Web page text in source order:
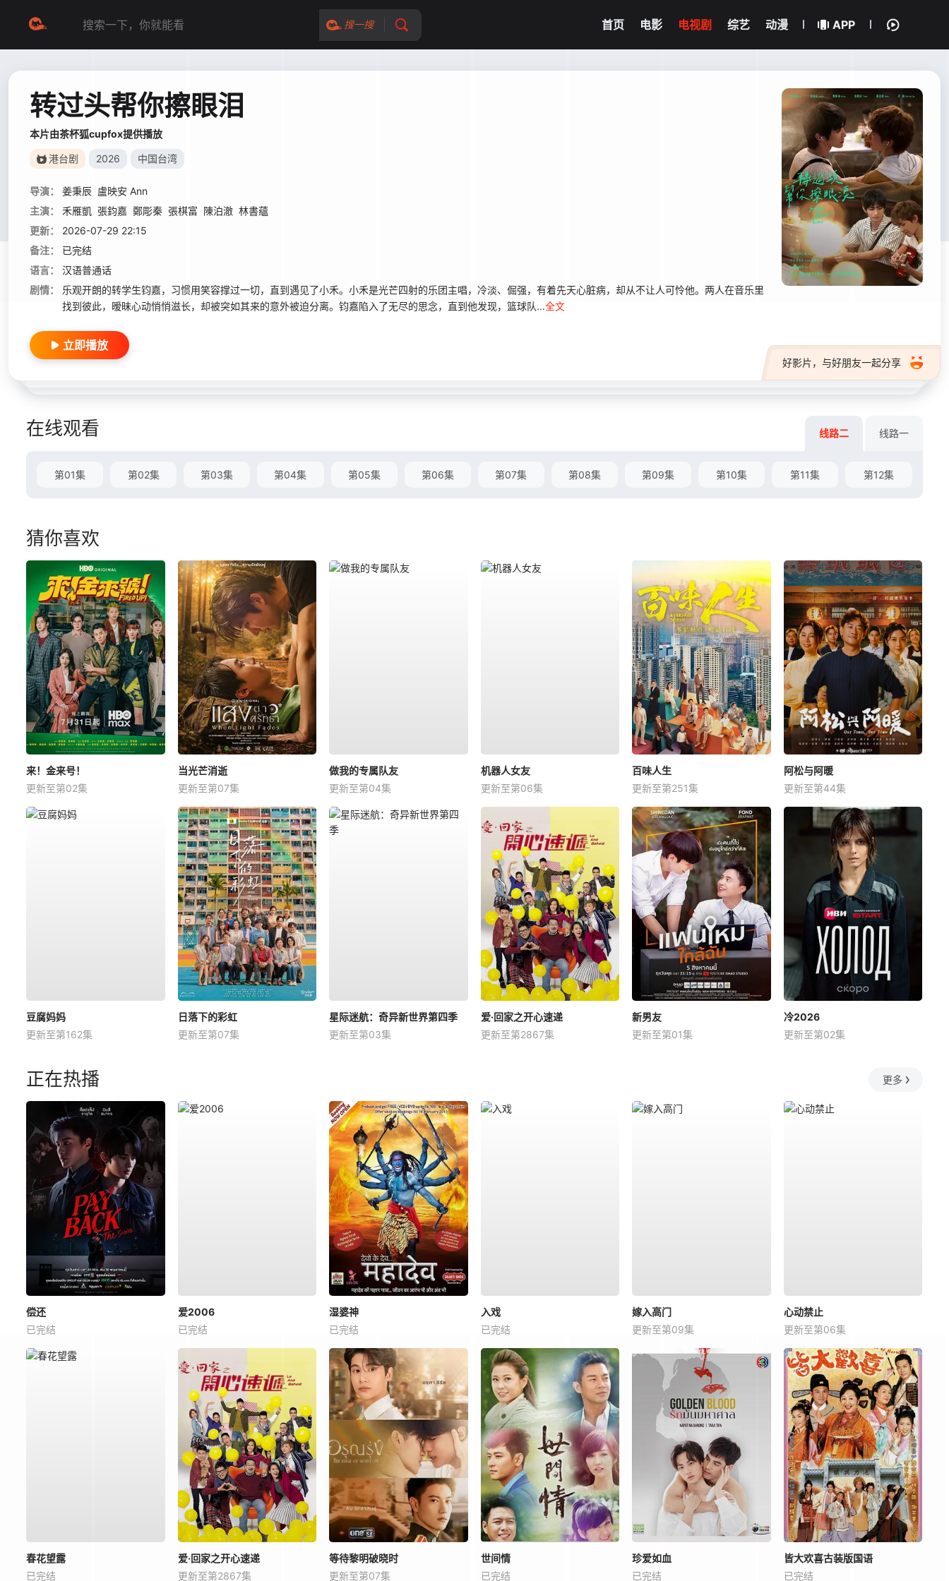
搜一搜 首页 电影 电视剧 综艺 动漫 APP
转过头帮你擦眼泪
本片由茶杯狐cupfox提供播放
港台剧 2026 中国台湾
导演： 姜秉辰 盧映安 Ann
主演：
禾雁凱 張鈞嘉 鄭彫秦 張棋富 陳泊澈 林書蘊
更新：
2026-07-29 22:15
备注：
已完结
语言：
汉语普通话
剧情：
乐观开朗的转学生钧嘉，习惯用笑容撑过一切，直到遇见了小禾。小禾是光芒四射的乐团主唱，冷淡、倔强，有着先天心脏病，却从不让人可怜他。两人在音乐里
找到彼此，暧昧心动悄悄滋长，却被突如其来的意外被迫分离。钧嘉陷入了无尽的思念，直到他发现，篮球队...全文
好影片，与好朋友一起分享
立即播放
在线观看 线路二 线路一
第01集 第02集 第03集 第04集 第05集 第06集 第07集 第08集 第09集 第10集 第11集 第12集
猜你喜欢
来！金来号！
更新至第02集
当光芒消逝
更新至第07集
做我的专属队友
更新至第04集
机器人女友
更新至第06集
百味人生
更新至第251集
阿松与阿暖
更新至第44集
豆腐妈妈
更新至第162集
日落下的彩虹
更新至第07集
星际迷航：奇异新世界第四季
更新至第03集
爱·回家之开心速递
更新至第2867集
新男友
更新至第01集
冷2026
更新至第02集
正在热播 更多
偿还
已完结
爱2006
已完结
湿婆神
已完结
入戏
已完结
嫁入高门
更新至第09集
心动禁止
更新至第06集
春花望露
已完结
爱·回家之开心速递
更新至第2867集
等待黎明破晓时
更新至第07集
世间情
已完结
珍爱如血
已完结
皆大欢喜古装版国语
已完结